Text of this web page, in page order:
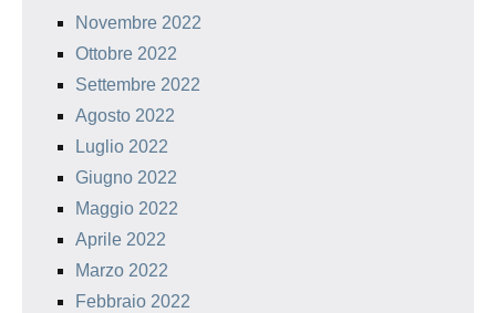
Novembre 2022
Ottobre 2022
Settembre 2022
Agosto 2022
Luglio 2022
Giugno 2022
Maggio 2022
Aprile 2022
Marzo 2022
Febbraio 2022